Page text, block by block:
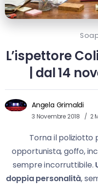
L’ispettore
| dal 14
Angela Grimaldi
3 Novembre 2018 2
Torna il poliziotto
opportunista, goffo,
sempre incorruttibile.
doppia personalità,